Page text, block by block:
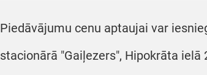
Piedāvājumu cenu aptaujai var
stacionārā "Gaiļezers", Hipokrāta